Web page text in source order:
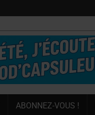
ABONNEZ-VOUS !